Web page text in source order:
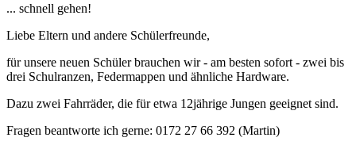
... schnell gehen!
Liebe Eltern und andere Schülerfreunde,
für unsere neuen Schüler brauchen wir - am besten sofort - zwei bis
drei Schulranzen, Federmappen und ähnliche Hardware.
Dazu zwei Fahrräder, die für etwa 12jährige Jungen geeignet sind.
Fragen beantworte ich gerne: 0172 27 66 392 (Martin)